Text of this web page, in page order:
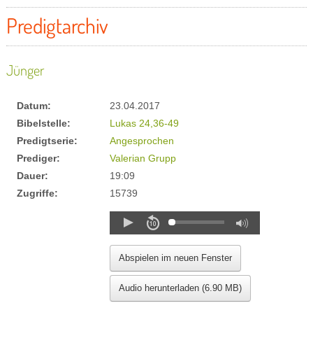
Predigtarchiv
Jünger
Datum:
23.04.2017
Bibelstelle:
Lukas 24,36-49
Predigtserie:
Angesprochen
Prediger:
Valerian Grupp
Dauer:
19:09
Zugriffe:
15739